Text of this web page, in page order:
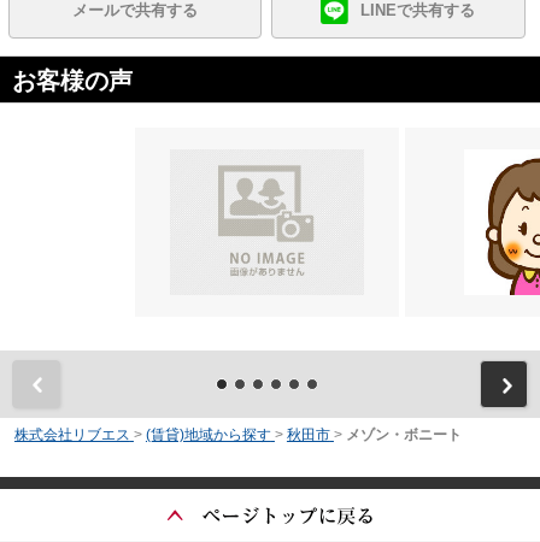
メールで共有する LINEで共有する
お客様の声
株式会社リブエス > (賃貸)地域から探す > 秋田市 > メゾン・ボニート